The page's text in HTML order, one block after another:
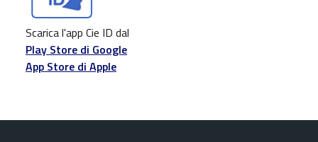
Scarica l'app Cie ID dal
Play Store di Google
App Store di Apple